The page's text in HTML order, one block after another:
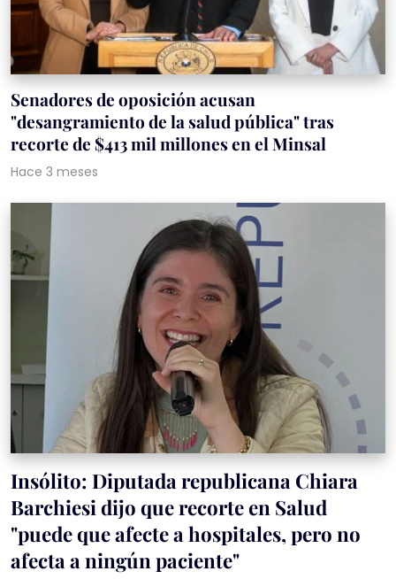
Senadores de oposición acusan
"desangramiento de la salud pública" tras
recorte de $413 mil millones en el Minsal
Hace 3 meses
Insólito: Diputada republicana Chiara
Barchiesi dijo que recorte en Salud
"puede que afecte a hospitales, pero no
afecta a ningún paciente"